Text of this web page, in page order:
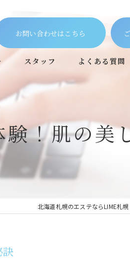
お問い合わせはこちら
スタッフ よくある質問
！肌の美
北海道札幌のエステならLIME札幌
訣